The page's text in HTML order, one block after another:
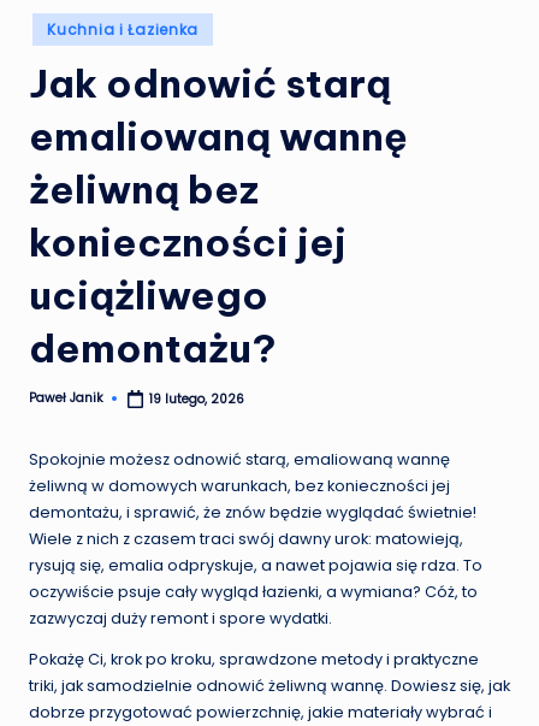
Posted
in
Kuchnia i Łazienka
Jak odnowić starą
emaliowaną wannę
żeliwną bez
konieczności jej
uciążliwego
demontażu?
Posted
Paweł Janik 19 lutego, 2026
Spokojnie możesz odnowić starą, emaliowaną wannę
żeliwną w domowych warunkach, bez konieczności jej
demontażu, i sprawić, że znów będzie wyglądać świetnie!
Wiele z nich z czasem traci swój dawny urok: matowieją,
rysują się, emalia odpryskuje, a nawet pojawia się rdza. To
oczywiście psuje cały wygląd łazienki, a wymiana? Cóż, to
zazwyczaj duży remont i spore wydatki.
Pokażę Ci, krok po kroku, sprawdzone metody i praktyczne
triki, jak samodzielnie odnowić żeliwną wannę. Dowiesz się, jak
dobrze przygotować powierzchnię, jakie materiały wybrać i